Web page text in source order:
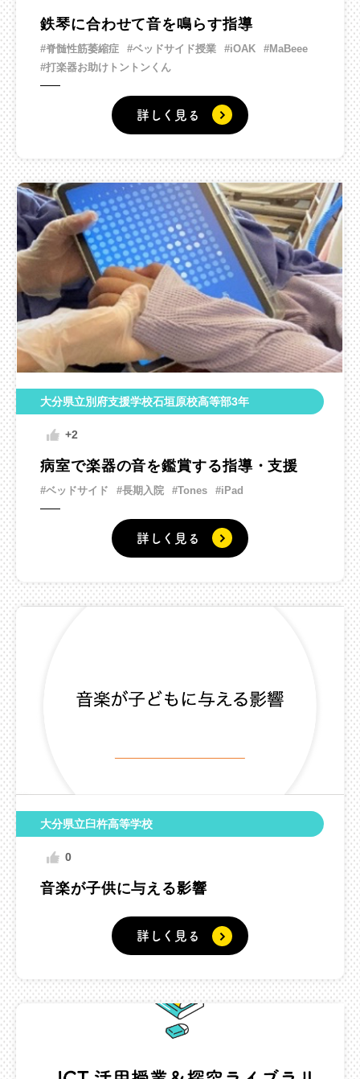
鉄琴に合わせて音を鳴らす指導
#脊髄性筋萎縮症 #ベッドサイド授業 #iOAK
#MaBeee
#打楽器お助けトントンくん
詳しく見る
大分県立別府支援学校石垣原校高等部3年
+2
病室で楽器の音を鑑賞する指導・支援
#ベッドサイド #長期入院 #Tones #iPad
詳しく見る
大分県立臼杵高等学校
0
音楽が子供に与える影響
詳しく見る